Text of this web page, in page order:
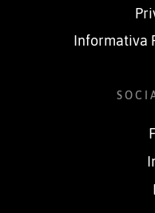
Informativa